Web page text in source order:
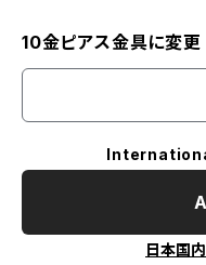
10金ピアス金具に変更
日本国